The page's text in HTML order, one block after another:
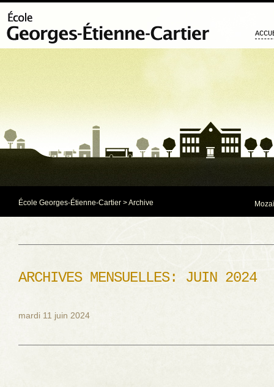
École Georges-Étienne-Cartier > Archive
ARCHIVES MENSUELLES: JUIN 2024
mardi 11 juin 2024